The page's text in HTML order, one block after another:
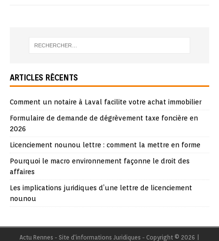
ARTICLES RÉCENTS
Comment un notaire à Laval facilite votre achat immobilier
Formulaire de demande de dégrèvement taxe foncière en
2026
Licenciement nounou lettre : comment la mettre en forme
Pourquoi le macro environnement façonne le droit des
affaires
Les implications juridiques d’une lettre de licenciement
nounou
Actu Rennes - Site d'informations Juridiques - Copyright © 2026